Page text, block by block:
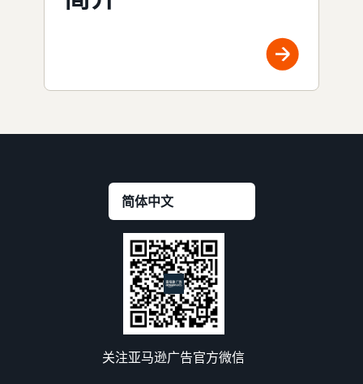
关注亚马逊广告官方微信